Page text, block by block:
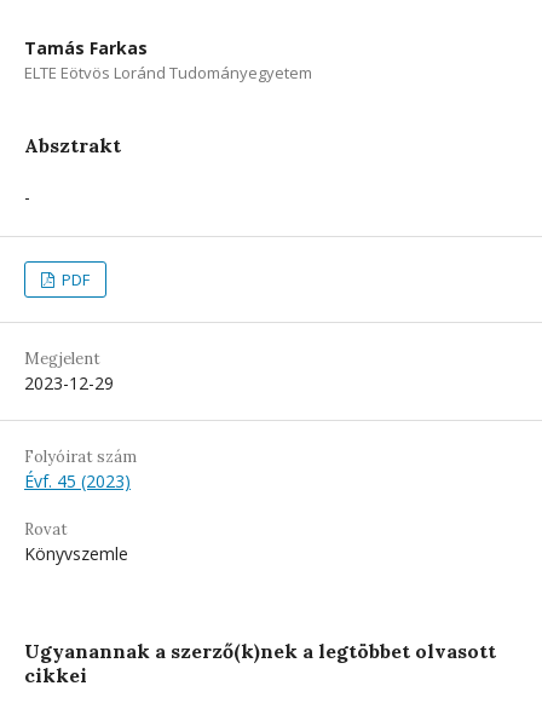
Tamás Farkas
ELTE Eötvös Loránd Tudományegyetem
Absztrakt
-
PDF
Megjelent
2023-12-29
Folyóirat szám
Évf. 45 (2023)
Rovat
Könyvszemle
Ugyanannak a szerző(k)nek a legtöbbet olvasott
cikkei